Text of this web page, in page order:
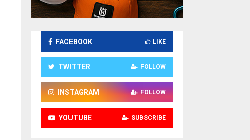
FACEBOOK LIKE
TWITTER FOLLOW
INSTAGRAM FOLLOW
YOUTUBE SUBSCRIBE